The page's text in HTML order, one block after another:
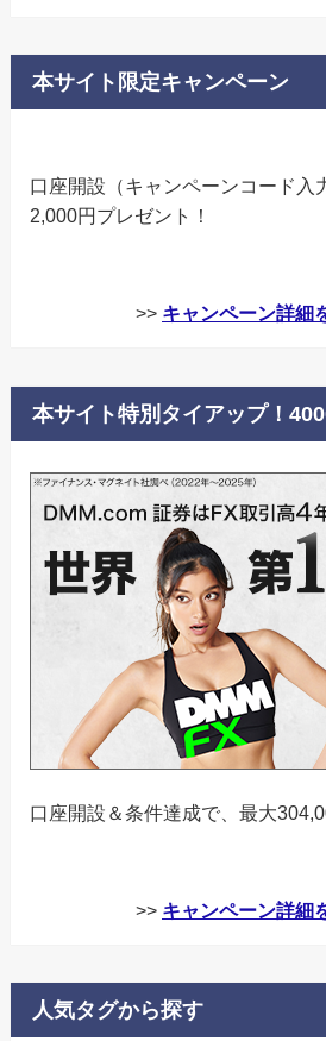
本サイト限定キャンペーン
口座開設（キャンペーンコード入
2,000円プレゼント！
>> キャンペーン詳細
本サイト特別タイアップ！
口座開設＆条件達成で、最大
>> キャンペーン詳細
人気タグから探す